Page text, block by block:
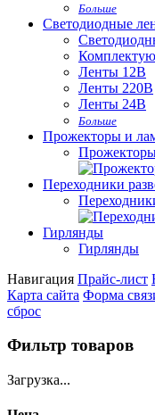
Больше
Светодиодные
Ленты 12В
Ленты 220В
Ленты 24В
Больше
Прожекторы и
Переходники
Гирлянды
Гирлянды
Навигация Прайс-лист
Карта сайта Форма
сброс
Фильтр товаров
Загрузка...